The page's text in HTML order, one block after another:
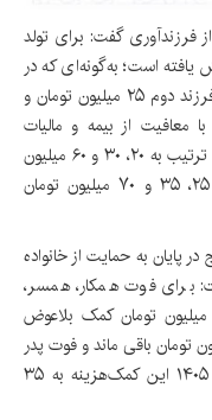
فرزندآوری گفت: برای تولد
یافته است؛ به‌گونه‌ای که در
سال ۱۴۰۳ برای فرزند اول ۱۵ میلیون تومان، فرزند دوم ۲۵ میلیون تومان و
همراه با معافیت از بیمه و مالیات
پرداخت شده است. این مبالغ در سال ۱۴۰۴ به ترتیب به ۲۰، ۳۰ و ۶۰ میلیون
تومان افزایش یافته و برای سال ۱۴۰۵ نیز ۲۵، ۳۵ و ۷۰ میلیون تومان
پایان به حمایت از خانواده
برای فوت همکار، همسر،
فرزندان، پدر و مادر، در سال ۱۴۰۳ مبلغ ۳۰ میلیون تومان کمک بلاعوض
این رقم در سال ۱۴۰۴ نیز ۳۰ میلیون تومان باقی ماند و فوت پدر
و مادر نیز به مشمولان اضافه شد، و در سال ۱۴۰۵ این کمک‌هزینه به ۳۵